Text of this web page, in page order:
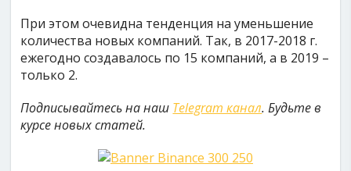
При этом очевидна тенденция на уменьшение
количества новых компаний. Так, в 2017-2018 г.
ежегодно создавалось по 15 компаний, а в 2019 –
только 2.
Подписывайтесь на наш Telegram канал. Будьте в
курсе новых статей.